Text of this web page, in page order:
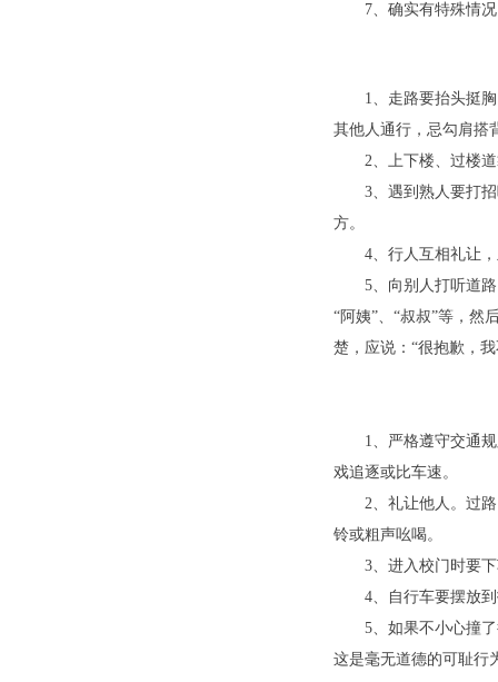
7、确实有特殊情
1、走路要抬头挺
其他人通行，忌勾肩搭
2、上下楼、过楼
3、遇到熟人要打
方。
4、行人互相礼让
5、向别人打听道
“阿姨”、“叔叔”等，然
楚，应说：“很抱歉，
1、严格遵守交通
戏追逐或比车速。
2、礼让他人。过
铃或粗声吆喝。
3、进入校门时要
4、自行车要摆放
5、如果不小心撞
这是毫无道德的可耻行